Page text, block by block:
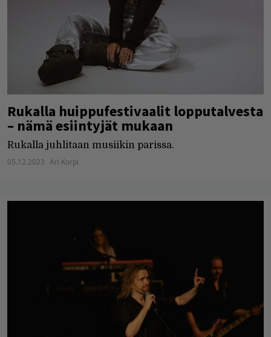
Rukalla huippufestivaalit lopputalvesta
– nämä esiintyjät mukaan
Rukalla juhlitaan musiikin parissa.
05.12.2023 Ari Korpi